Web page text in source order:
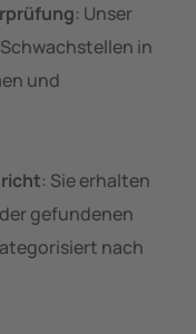
: Unser
in
und
: Sie erhalten
gefundenen
nach